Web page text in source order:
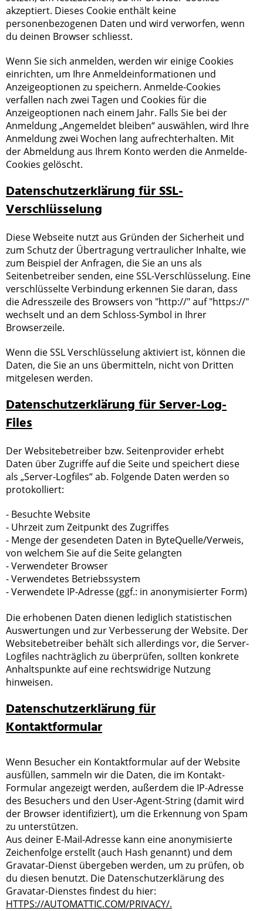
akzeptiert. Dieses Cookie enthält keine
personenbezogenen Daten und wird verworfen, wenn
du deinen Browser schliesst.
Wenn Sie sich anmelden, werden wir einige Cookies
einrichten, um Ihre Anmeldeinformationen und
Anzeigeoptionen zu speichern. Anmelde-Cookies
verfallen nach zwei Tagen und Cookies für die
Anzeigeoptionen nach einem Jahr. Falls Sie bei der
Anmeldung „Angemeldet bleiben“ auswählen, wird Ihre
Anmeldung zwei Wochen lang aufrechterhalten. Mit
der Abmeldung aus Ihrem Konto werden die Anmelde-
Cookies gelöscht.
Datenschutzerklärung für SSL-
Verschlüsselung
Diese Webseite nutzt aus Gründen der Sicherheit und
zum Schutz der Übertragung vertraulicher Inhalte, wie
zum Beispiel der Anfragen, die Sie an uns als
Seitenbetreiber senden, eine SSL-Verschlüsselung. Eine
verschlüsselte Verbindung erkennen Sie daran, dass
die Adresszeile des Browsers von "http://" auf "https://"
wechselt und an dem Schloss-Symbol in Ihrer
Browserzeile.
Wenn die SSL Verschlüsselung aktiviert ist, können die
Daten, die Sie an uns übermitteln, nicht von Dritten
mitgelesen werden.
Datenschutzerklärung für Server-Log-
Files
Der Websitebetreiber bzw. Seitenprovider erhebt
Daten über Zugriffe auf die Seite und speichert diese
als „Server-Logfiles“ ab. Folgende Daten werden so
protokolliert:
- Besuchte Website
- Uhrzeit zum Zeitpunkt des Zugriffes
- Menge der gesendeten Daten in ByteQuelle/Verweis,
von welchem Sie auf die Seite gelangten
- Verwendeter Browser
- Verwendetes Betriebssystem
- Verwendete IP-Adresse (ggf.: in anonymisierter Form)
Die erhobenen Daten dienen lediglich statistischen
Auswertungen und zur Verbesserung der Website. Der
Websitebetreiber behält sich allerdings vor, die Server-
Logfiles nachträglich zu überprüfen, sollten konkrete
Anhaltspunkte auf eine rechtswidrige Nutzung
hinweisen.
Datenschutzerklärung für
Kontaktformular
Wenn Besucher ein Kontaktformular auf der Website
ausfüllen, sammeln wir die Daten, die im Kontakt-
Formular angezeigt werden, außerdem die IP-Adresse
des Besuchers und den User-Agent-String (damit wird
der Browser identifiziert), um die Erkennung von Spam
zu unterstützen.
Aus deiner E-Mail-Adresse kann eine anonymisierte
Zeichenfolge erstellt (auch Hash genannt) und dem
Gravatar-Dienst übergeben werden, um zu prüfen, ob
du diesen benutzt. Die Datenschutzerklärung des
Gravatar-Dienstes findest du hier:
HTTPS://AUTOMATTIC.COM/PRIVACY/.